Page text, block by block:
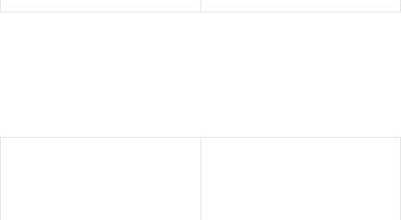
otvorem, velikost hrnců: 16 / 20